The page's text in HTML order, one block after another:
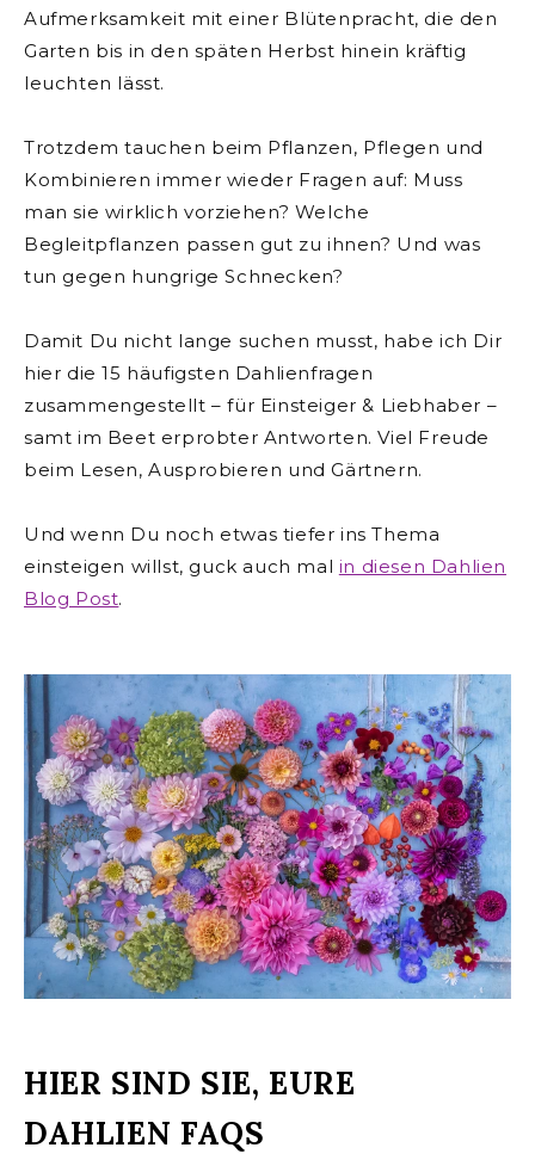
Aufmerksamkeit mit einer Blütenpracht, die den
Garten bis in den späten Herbst hinein kräftig
leuchten lässt.
Trotzdem tauchen beim Pflanzen, Pflegen und
Kombinieren immer wieder Fragen auf: Muss
man sie wirklich vorziehen? Welche
Begleitpflanzen passen gut zu ihnen? Und was
tun gegen hungrige Schnecken?
Damit Du nicht lange suchen musst, habe ich Dir
hier die 15 häufigsten Dahlienfragen
zusammengestellt – für Einsteiger & Liebhaber –
samt im Beet erprobter Antworten. Viel Freude
beim Lesen, Ausprobieren und Gärtnern.
Und wenn Du noch etwas tiefer ins Thema
einsteigen willst, guck auch mal in diesen Dahlien
Blog Post.
HIER SIND SIE, EURE
DAHLIEN FAQS